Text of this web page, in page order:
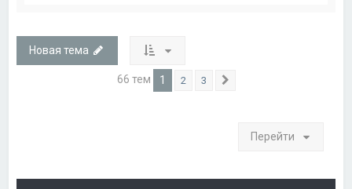
Новая тема
66 тем 1 2 3
Перейти